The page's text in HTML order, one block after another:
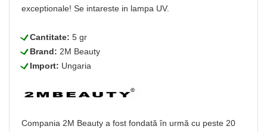
exceptionale! Se intareste in lampa UV.
LCantitate: 5 gr
LBrand: 2M Beauty
LImport: Ungaria
Compania 2M Beauty a fost fondată în urmă cu peste 20